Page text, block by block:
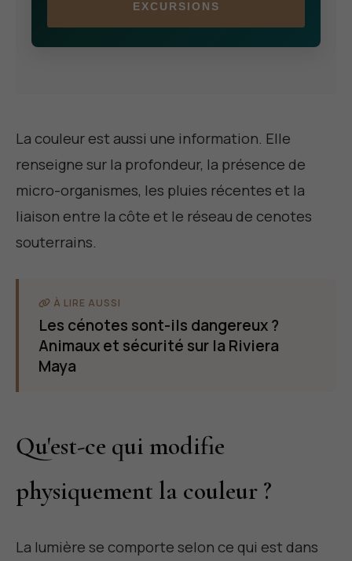
EXCURSIONS
La couleur est aussi une information. Elle
renseigne sur la profondeur, la présence de
micro-organismes, les pluies récentes et la
liaison entre la côte et le réseau de cenotes
souterrains.
À LIRE AUSSI
Les cénotes sont-ils dangereux ?
Animaux et sécurité sur la Riviera
Maya
Qu'est-ce qui modifie
physiquement la couleur ?
La lumière se comporte selon ce qui est dans